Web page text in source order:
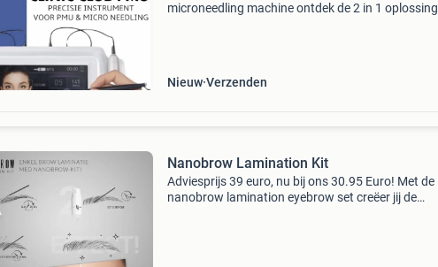
microneedling machine ontdek de 2 in 1 oplossing
Nieuw Verzenden
Nanobrow Lamination Kit
Adviesprijs 39 euro, nu bij ons 30.95 Euro! Met de
nanobrow lamination eyebrow set creëer jij de